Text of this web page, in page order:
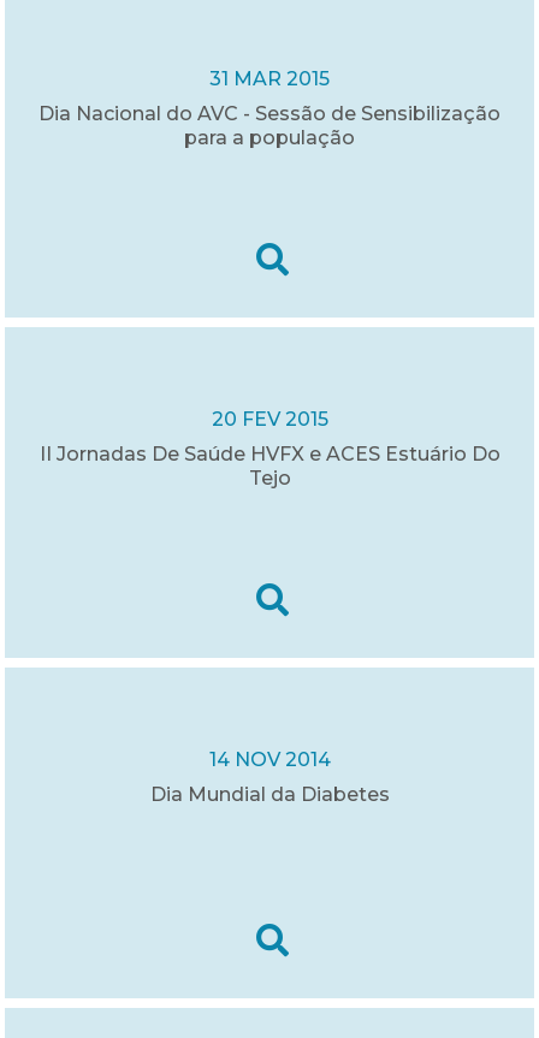
31 MAR 2015
Dia Nacional do AVC - Sessão de Sensibilização
para a população
20 FEV 2015
II Jornadas De Saúde HVFX e ACES Estuário Do
Tejo
14 NOV 2014
Dia Mundial da Diabetes